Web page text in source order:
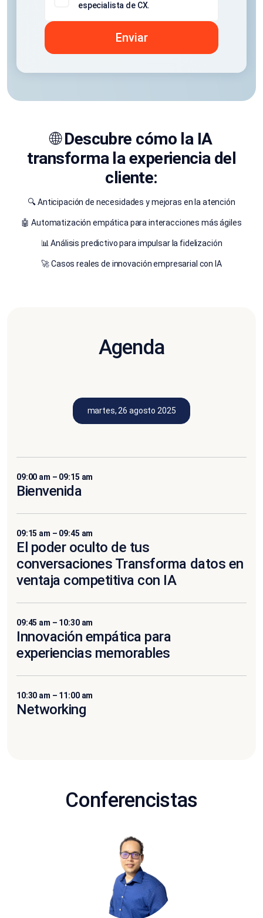
especialista de CX.
🌐Descubre cómo la IA
transforma la experiencia del
cliente:
🔍 Anticipación de necesidades y mejoras en la atención
🤖 Automatización empática para interacciones más ágiles
📊 Análisis predictivo para impulsar la fidelización
🚀 Casos reales de innovación empresarial con IA
Agenda
martes, 26 agosto 2025
09:00 am – 09:15 am
Bienvenida
09:15 am – 09:45 am
El poder oculto de tus
conversaciones Transforma datos en
ventaja competitiva con IA
09:45 am – 10:30 am
Innovación empática para
experiencias memorables
10:30 am – 11:00 am
Networking
Conferencistas